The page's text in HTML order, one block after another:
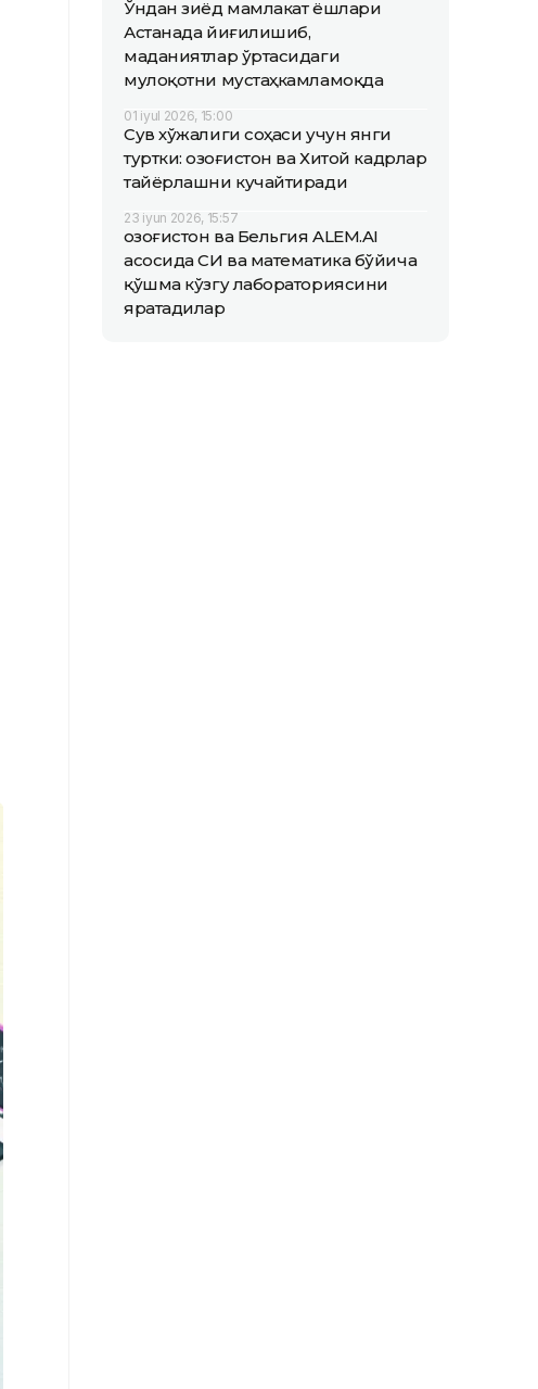
Ўндан зиёд мамлакат ёшлари
Астанада йиғилишиб,
маданиятлар ўртасидаги
мулоқотни мустаҳкамламоқда
01 iyul 2026, 15:00
Сув хўжалиги соҳаси учун янги
туртки: Қозоғистон ва Хитой кадрлар
тайёрлашни кучайтиради
23 iyun 2026, 15:57
Қозоғистон ва Бельгия ALEM.AI
асосида СИ ва математика бўйича
қўшма кўзгу лабораториясини
яратадилар